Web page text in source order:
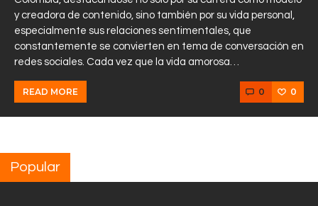
y creadora de contenido, sino también por su vida personal,
especialmente sus relaciones sentimentales, que
constantemente se convierten en tema de conversación en
redes sociales. Cada vez que la vida amorosa…
READ MORE 0 0
Popular